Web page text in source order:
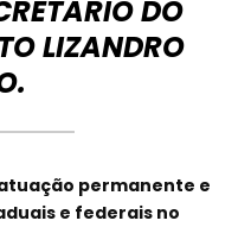
DO
LIZANDRO
permanente e
e federais no